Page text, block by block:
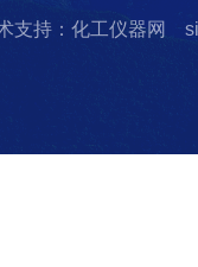
支持：化工仪器网